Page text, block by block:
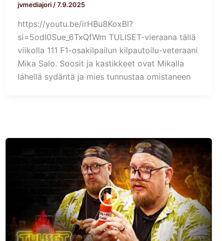
jvmediajori /7.9.2025
https://youtu.be/irHBu8KoxBI?
si=5odI0Sue_6TxQfWm TULISET-vieraana tällä
viikolla 111 F1-osakilpailun kilpautoilu-veteraani
Mika Salo. Soosit ja kastikkeet ovat Mikalla
lähellä sydäntä ja mies tunnustaa omistaneen